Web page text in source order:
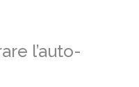
l’auto-